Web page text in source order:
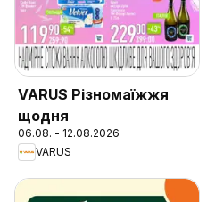
VARUS Різномаїжжя
щодня
06.08. - 12.08.2026
VARUS